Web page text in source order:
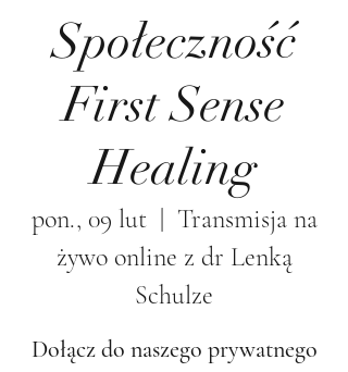
Społeczność
First Sense
Healing
pon., 09 lut
  |
Transmisja na
żywo online z dr Lenką
Schulze
Dołącz do naszego prywatnego